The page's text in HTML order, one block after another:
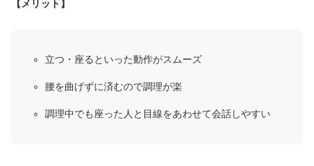
【メリット】
立つ・座るといった動作がスムーズ
腰を曲げずに済むので調理が楽
調理中でも座った人と目線をあわせて会話しやすい